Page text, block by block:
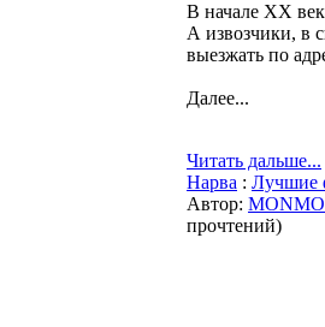
В начале XX
А извозчики, в
выезжать по
Далее...
Читать дальше...
Нарва : Лучшие
Автор:
прочтений)